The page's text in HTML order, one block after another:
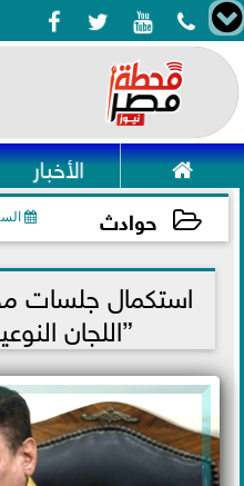
   
 الأخبار
حوادث السبت،
2021-10-30 22:13:22
”اللجان